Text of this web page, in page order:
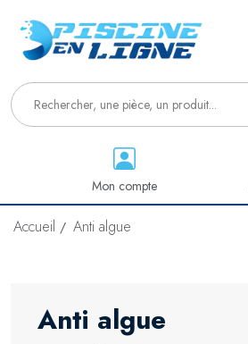
Mon compte
Accueil Anti algue
Anti algue